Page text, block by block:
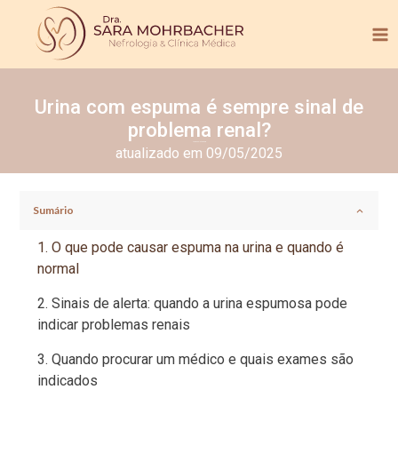
Urina com espuma é sempre sinal de
problema renal?
atualizado em 09/05/2025
Sumário
O que pode causar espuma na urina e quando é
normal
Sinais de alerta: quando a urina espumosa pode
indicar problemas renais
Quando procurar um médico e quais exames são
indicados